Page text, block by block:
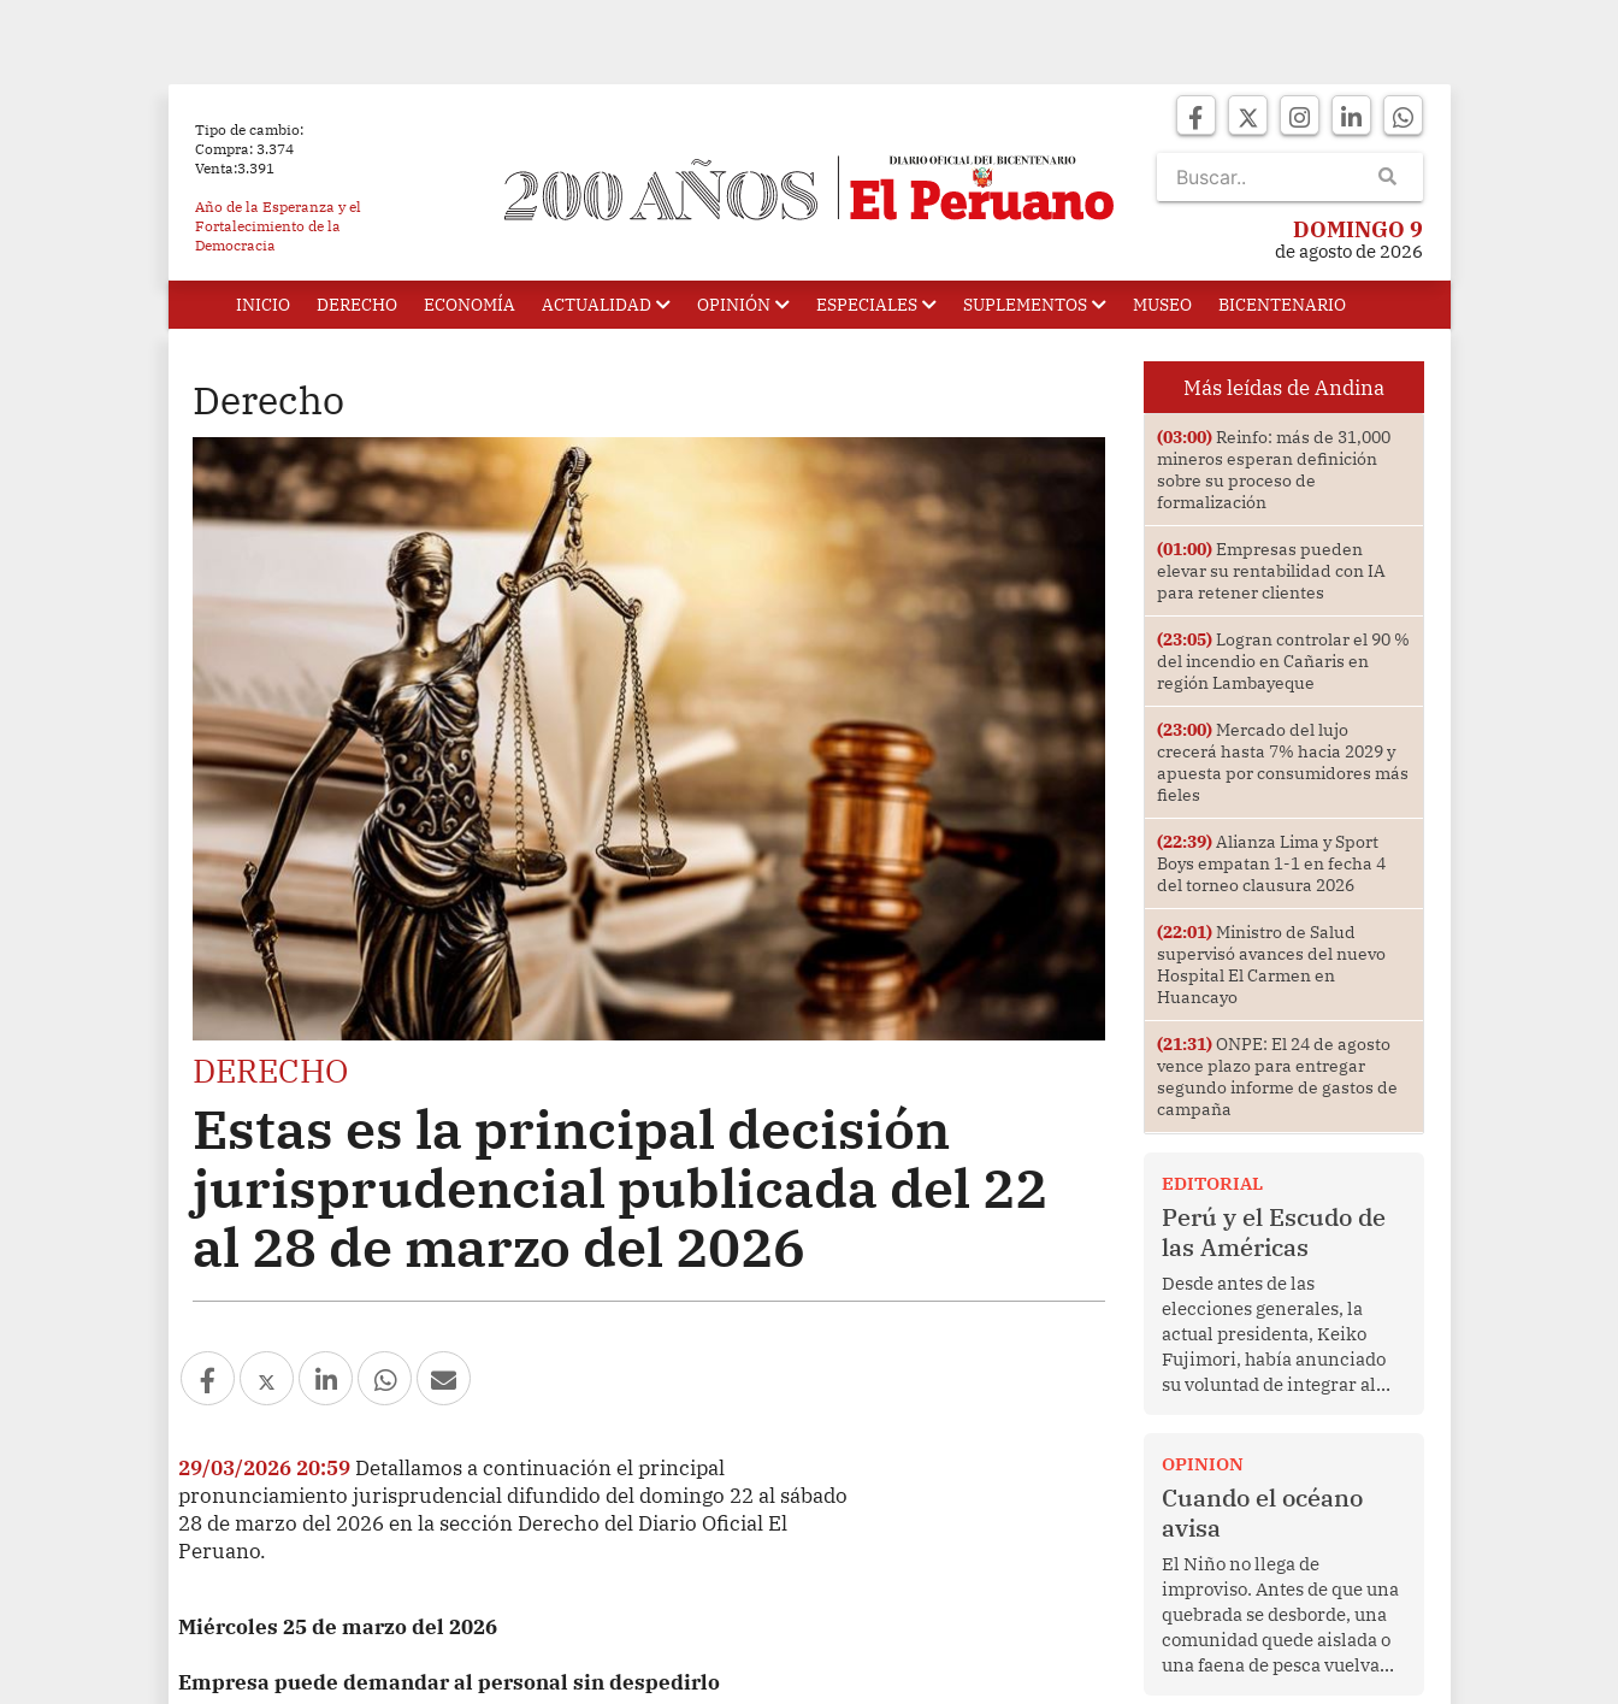
Tipo de cambio:
Compra: 3.374
Venta:3.391
Año de la Esperanza y el
Fortalecimiento de la
Democracia
DOMINGO 9
de agosto de 2026
INICIO DERECHO ECONOMÍA ACTUALIDAD OPINIÓN ESPECIALES SUPLEMENTOS MUSEO BICENTENARIO
Derecho
DERECHO
Estas es la principal decisión
jurisprudencial publicada del 22
al 28 de marzo del 2026
29/03/2026 20:59 Detallamos a continuación el principal
pronunciamiento jurisprudencial difundido del domingo 22 al sábado
28 de marzo del 2026 en la sección Derecho del Diario Oficial El
Peruano.
Miércoles 25 de marzo del 2026
Empresa puede demandar al personal sin despedirlo
Más leídas de Andina
(03:00)Reinfo: más de 31,000
mineros esperan definición
sobre su proceso de
formalización
(01:00)Empresas pueden
elevar su rentabilidad con IA
para retener clientes
(23:05)Logran controlar el 90 %
del incendio en Cañaris en
región Lambayeque
(23:00)Mercado del lujo
crecerá hasta 7% hacia 2029 y
apuesta por consumidores más
fieles
(22:39)Alianza Lima y Sport
Boys empatan 1-1 en fecha 4
del torneo clausura 2026
(22:01)Ministro de Salud
supervisó avances del nuevo
Hospital El Carmen en
Huancayo
(21:31)ONPE: El 24 de agosto
vence plazo para entregar
segundo informe de gastos de
campaña
EDITORIAL
Perú y el Escudo de
las Américas
Desde antes de las
elecciones generales, la
actual presidenta, Keiko
Fujimori, había anunciado
su voluntad de integrar al
en marzo de este año por el
mandatario estadounidense
Donald Trump, con el fin de
enfrentar al crimen
transnacional organizado y
al tráfico de drogas.
OPINION
Cuando el océano
avisa
El Niño no llega de
improviso. Antes de que una
quebrada se desborde, una
comunidad quede aislada o
una faena de pesca vuelva